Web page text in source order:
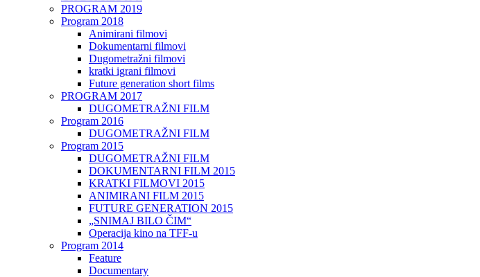
PROGRAM 2019
Program 2018
Animirani filmovi
Dokumentarni filmovi
Dugometražni filmovi
kratki igrani filmovi
Future generation short films
PROGRAM 2017
DUGOMETRAŽNI FILM
Program 2016
DUGOMETRAŽNI FILM
Program 2015
DUGOMETRAŽNI FILM
DOKUMENTARNI FILM 2015
KRATKI FILMOVI 2015
ANIMIRANI FILM 2015
FUTURE GENERATION 2015
„SNIMAJ BILO ČIM“
Operacija kino na TFF-u
Program 2014
Feature
Documentary